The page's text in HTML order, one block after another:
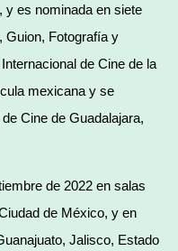
y es nominada en siete
Guion, Fotografía y
de Cine de la
mexicana y se
Cine de Guadalajara,
de 2022 en salas
de México, y en
Jalisco, Estado